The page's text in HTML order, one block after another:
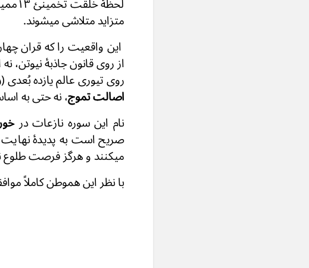
متزاید متلاشی میشوند.
این واقعیت را که قران
از روی قانون جاذبهٔ نیوتن،
روی تیوری عالم یازده بُعدی (
اصالت تموج، نه حتی به
نام این سوره نازعات در
صریح است به پدیدهٔ
میکنند و هرگز فرصت طلوع
با نظر این هموطن کاملاً